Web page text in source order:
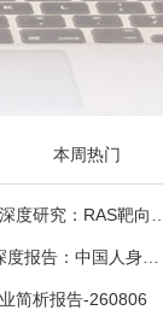
本周热门
简析报告-260806